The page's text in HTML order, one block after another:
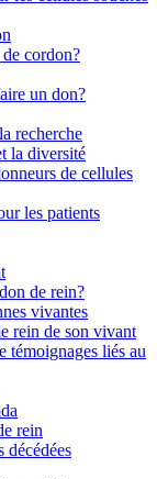
de cordon?
un don?
recherche
la diversité
de cellules
les patients
de rein?
vivantes
rein de son vivant
témoignages liés au
rein
décédées